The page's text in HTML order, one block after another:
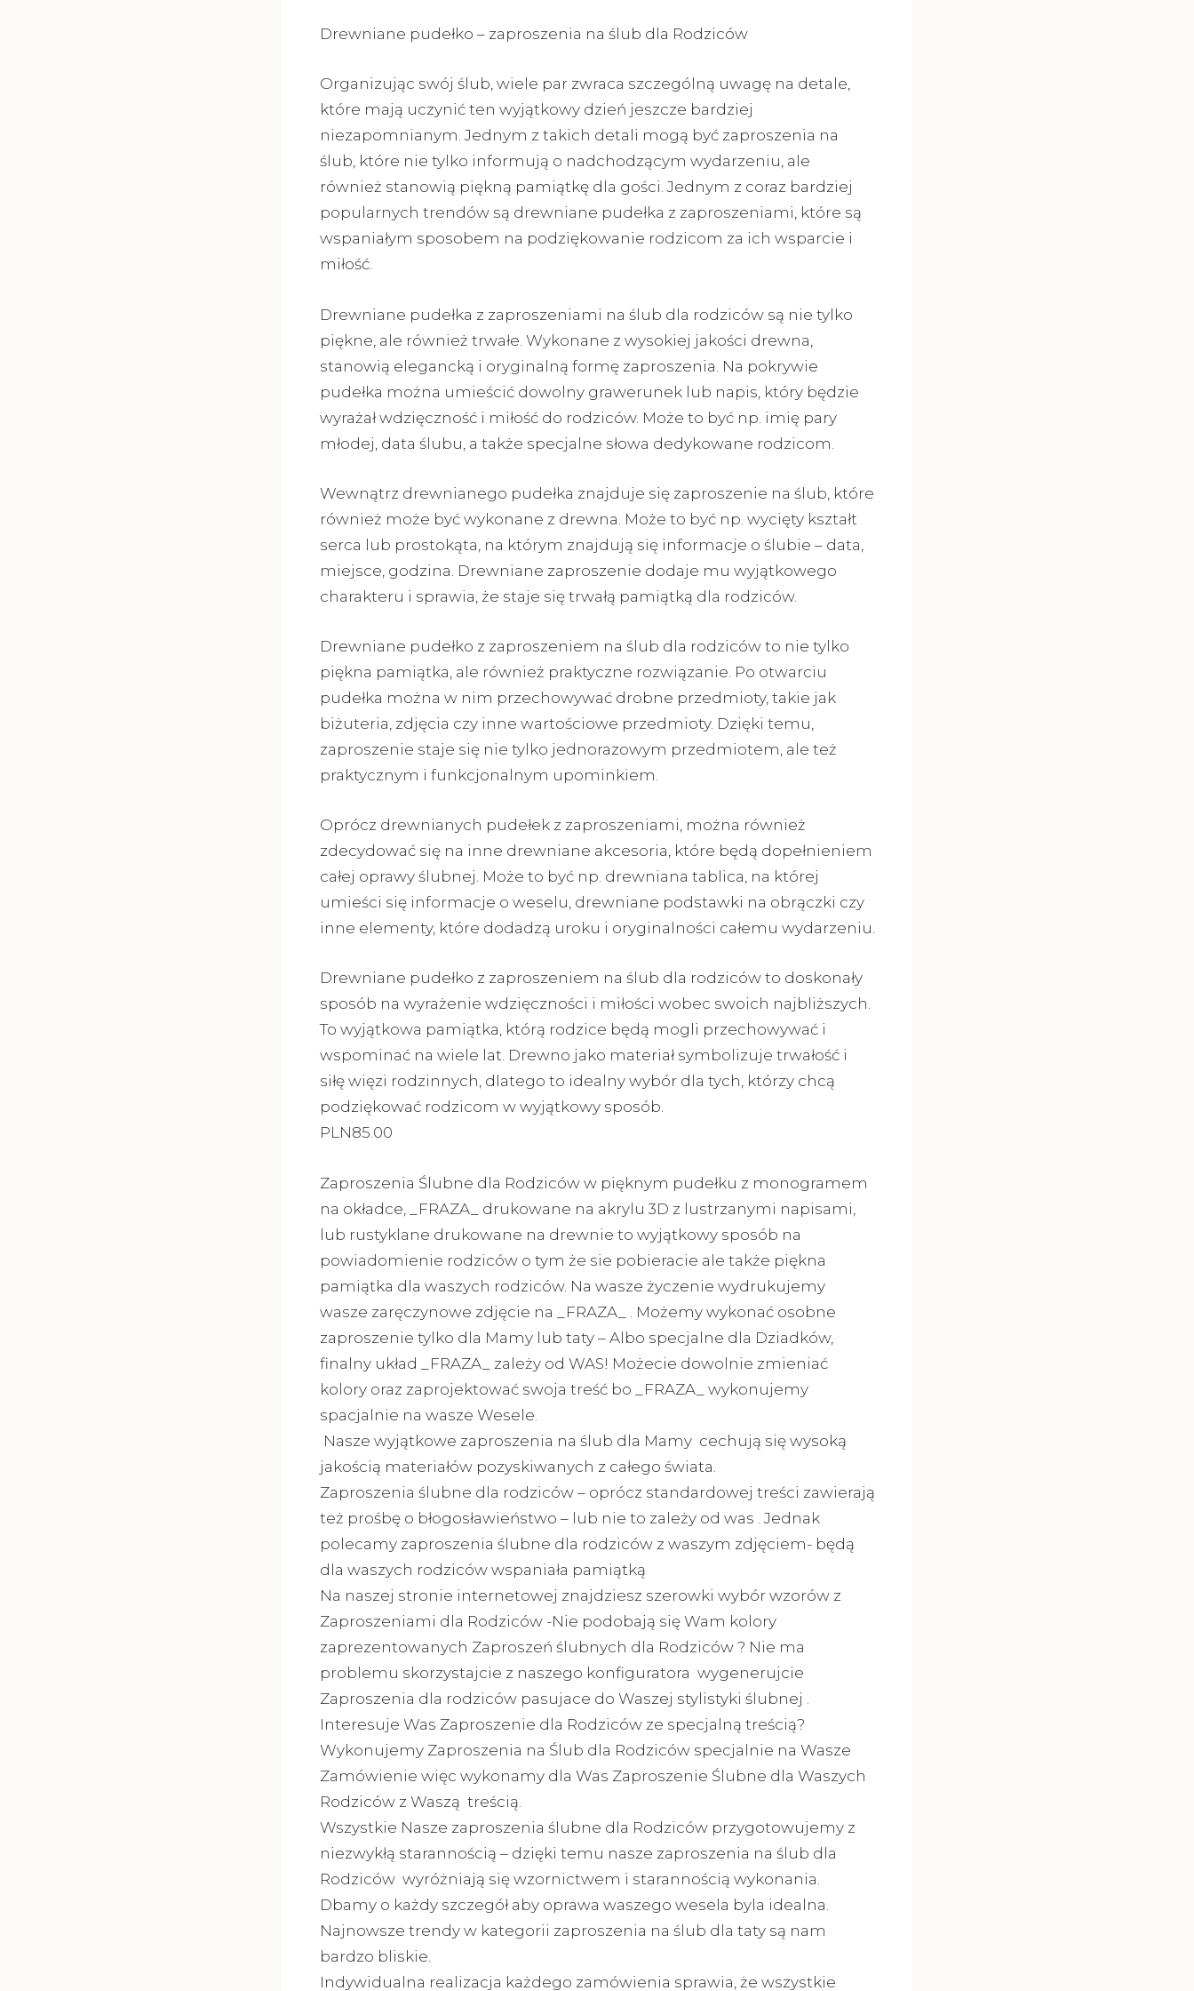
Drewniane pudełko – zaproszenia na ślub dla Rodziców
Organizując swój ślub, wiele par zwraca szczególną uwagę na detale,
które mają uczynić ten wyjątkowy dzień jeszcze bardziej
niezapomnianym. Jednym z takich detali mogą być zaproszenia na
ślub, które nie tylko informują o nadchodzącym wydarzeniu, ale
również stanowią piękną pamiątkę dla gości. Jednym z coraz bardziej
popularnych trendów są drewniane pudełka z zaproszeniami, które są
wspaniałym sposobem na podziękowanie rodzicom za ich wsparcie i
miłość.
Drewniane pudełka z zaproszeniami na ślub dla rodziców są nie tylko
piękne, ale również trwałe. Wykonane z wysokiej jakości drewna,
stanowią elegancką i oryginalną formę zaproszenia. Na pokrywie
pudełka można umieścić dowolny grawerunek lub napis, który będzie
wyrażał wdzięczność i miłość do rodziców. Może to być np. imię pary
młodej, data ślubu, a także specjalne słowa dedykowane rodzicom.
Wewnątrz drewnianego pudełka znajduje się zaproszenie na ślub, które
również może być wykonane z drewna. Może to być np. wycięty kształt
serca lub prostokąta, na którym znajdują się informacje o ślubie – data,
miejsce, godzina. Drewniane zaproszenie dodaje mu wyjątkowego
charakteru i sprawia, że staje się trwałą pamiątką dla rodziców.
Drewniane pudełko z zaproszeniem na ślub dla rodziców to nie tylko
piękna pamiątka, ale również praktyczne rozwiązanie. Po otwarciu
pudełka można w nim przechowywać drobne przedmioty, takie jak
biżuteria, zdjęcia czy inne wartościowe przedmioty. Dzięki temu,
zaproszenie staje się nie tylko jednorazowym przedmiotem, ale też
praktycznym i funkcjonalnym upominkiem.
Oprócz drewnianych pudełek z zaproszeniami, można również
zdecydować się na inne drewniane akcesoria, które będą dopełnieniem
całej oprawy ślubnej. Może to być np. drewniana tablica, na której
umieści się informacje o weselu, drewniane podstawki na obrączki czy
inne elementy, które dodadzą uroku i oryginalności całemu wydarzeniu.
Drewniane pudełko z zaproszeniem na ślub dla rodziców to doskonały
sposób na wyrażenie wdzięczności i miłości wobec swoich najbliższych.
To wyjątkowa pamiątka, którą rodzice będą mogli przechowywać i
wspominać na wiele lat. Drewno jako materiał symbolizuje trwałość i
siłę więzi rodzinnych, dlatego to idealny wybór dla tych, którzy chcą
podziękować rodzicom w wyjątkowy sposób.
PLN85.00
Zaproszenia Ślubne dla Rodziców w pięknym pudełku z monogramem
na okładce, _FRAZA_ drukowane na akrylu 3D z lustrzanymi napisami,
lub rustyklane drukowane na drewnie to wyjątkowy sposób na
powiadomienie rodziców o tym że sie pobieracie ale także piękna
pamiątka dla waszych rodziców. Na wasze życzenie wydrukujemy
wasze zaręczynowe zdjęcie na _FRAZA_ . Możemy wykonać osobne
zaproszenie tylko dla Mamy lub taty – Albo specjalne dla Dziadków,
finalny układ _FRAZA_ zależy od WAS! Możecie dowolnie zmieniać
kolory oraz zaprojektować swoja treść bo _FRAZA_ wykonujemy
spacjalnie na wasze Wesele.
Nasze wyjątkowe zaproszenia na ślub dla Mamy cechują się wysoką
jakością materiałów pozyskiwanych z całego świata.
Zaproszenia ślubne dla rodziców – oprócz standardowej treści zawierają
też prośbę o błogosławieństwo – lub nie to zależy od was . Jednak
polecamy zaproszenia ślubne dla rodziców z waszym zdjęciem- będą
dla waszych rodziców wspaniała pamiątką
Na naszej stronie internetowej znajdziesz szerowki wybór wzorów z
Zaproszeniami dla Rodziców -Nie podobają się Wam kolory
zaprezentowanych Zaproszeń ślubnych dla Rodziców ? Nie ma
problemu skorzystajcie z naszego konfiguratora wygenerujcie
Zaproszenia dla rodziców pasujace do Waszej stylistyki ślubnej .
Interesuje Was Zaproszenie dla Rodziców ze specjalną treścią?
Wykonujemy Zaproszenia na Ślub dla Rodziców specjalnie na Wasze
Zamówienie więc wykonamy dla Was Zaproszenie Ślubne dla Waszych
Rodziców z Waszą treścią.
Wszystkie Nasze zaproszenia ślubne dla Rodziców przygotowujemy z
niezwykłą starannością – dzięki temu nasze zaproszenia na ślub dla
Rodziców wyróżniają się wzornictwem i starannością wykonania.
Dbamy o każdy szczegół aby oprawa waszego wesela byla idealna.
Najnowsze trendy w kategorii zaproszenia na ślub dla taty są nam
bardzo bliskie.
Indywidualna realizacja każdego zamówienia sprawia, że wszystkie